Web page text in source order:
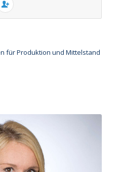
für Produktion und Mittelstand